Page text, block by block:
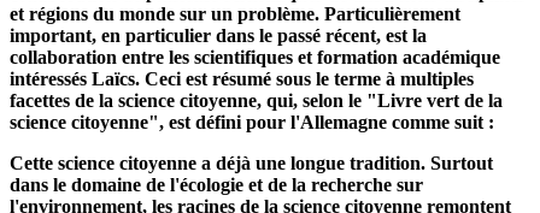
1.2 Science citoyenne - tout le monde peut faire de la recherche
Un autre point important dans l' ouverture est la science la
collaboration de plusieurs scientifiques de différentes disciplines
et régions du monde sur un problème. Particulièrement
important, en particulier dans le passé récent, est la
collaboration entre les scientifiques et formation académique
intéressés Laïcs. Ceci est résumé sous le terme à multiples
facettes de la science citoyenne, qui, selon le "Livre vert de la
science citoyenne", est défini pour l'Allemagne comme suit :